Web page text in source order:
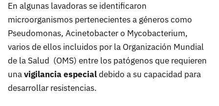
En algunas lavadoras se identificaron
microorganismos pertenecientes a géneros como
Pseudomonas, Acinetobacter o Mycobacterium,
varios de ellos incluidos por la Organización Mundial
de la Salud (OMS) entre los patógenos que requieren
unavigilancia especialdebido a su capacidad para
desarrollar resistencias.